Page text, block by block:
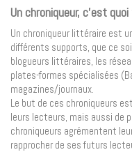
Un chroniqueur, c’est quoi
Un chroniqueur littéraire est
différents supports, que ce
blogueurs littéraires, les
plates-formes spécialisées
magazines/journaux.
Le but de ces chroniqueurs
leurs lecteurs, mais aussi de
chroniqueurs agrémentent
rapprocher de ses futurs